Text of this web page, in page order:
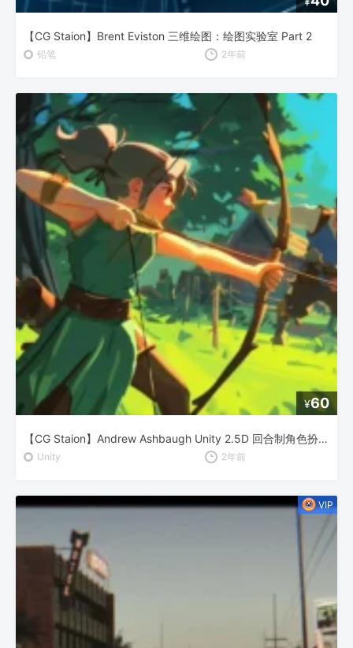
【CG Staion】Brent Eviston 三维绘图：绘图实验室 Part 2
铅笔 2年前
¥60
【CG Staion】Andrew Ashbaugh Unity 2.5D 回合制角色扮演游戏开发
Unity 2年前